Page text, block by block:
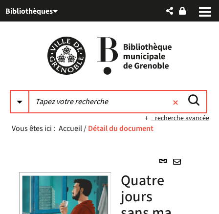
au
auBibliothèques
recherche avancée
Vous êtes ici : Accueil/Détail du document
Lien
Quatre
jours